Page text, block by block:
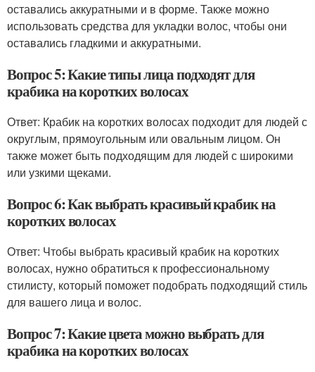
оставались аккуратными и в форме. Также можно
использовать средства для укладки волос, чтобы они
оставались гладкими и аккуратными.
Вопрос 5: Какие типы лица подходят для
крабика на коротких волосах
Ответ: Крабик на коротких волосах подходит для людей с
округлым, прямоугольным или овальным лицом. Он
также может быть подходящим для людей с широкими
или узкими щеками.
Вопрос 6: Как выбрать красивый крабик на
коротких волосах
Ответ: Чтобы выбрать красивый крабик на коротких
волосах, нужно обратиться к профессиональному
стилисту, который поможет подобрать подходящий стиль
для вашего лица и волос.
Вопрос 7: Какие цвета можно выбрать для
крабика на коротких волосах